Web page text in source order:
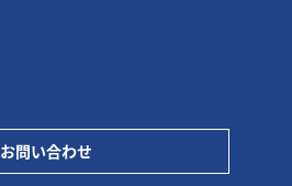
お問い合わせ